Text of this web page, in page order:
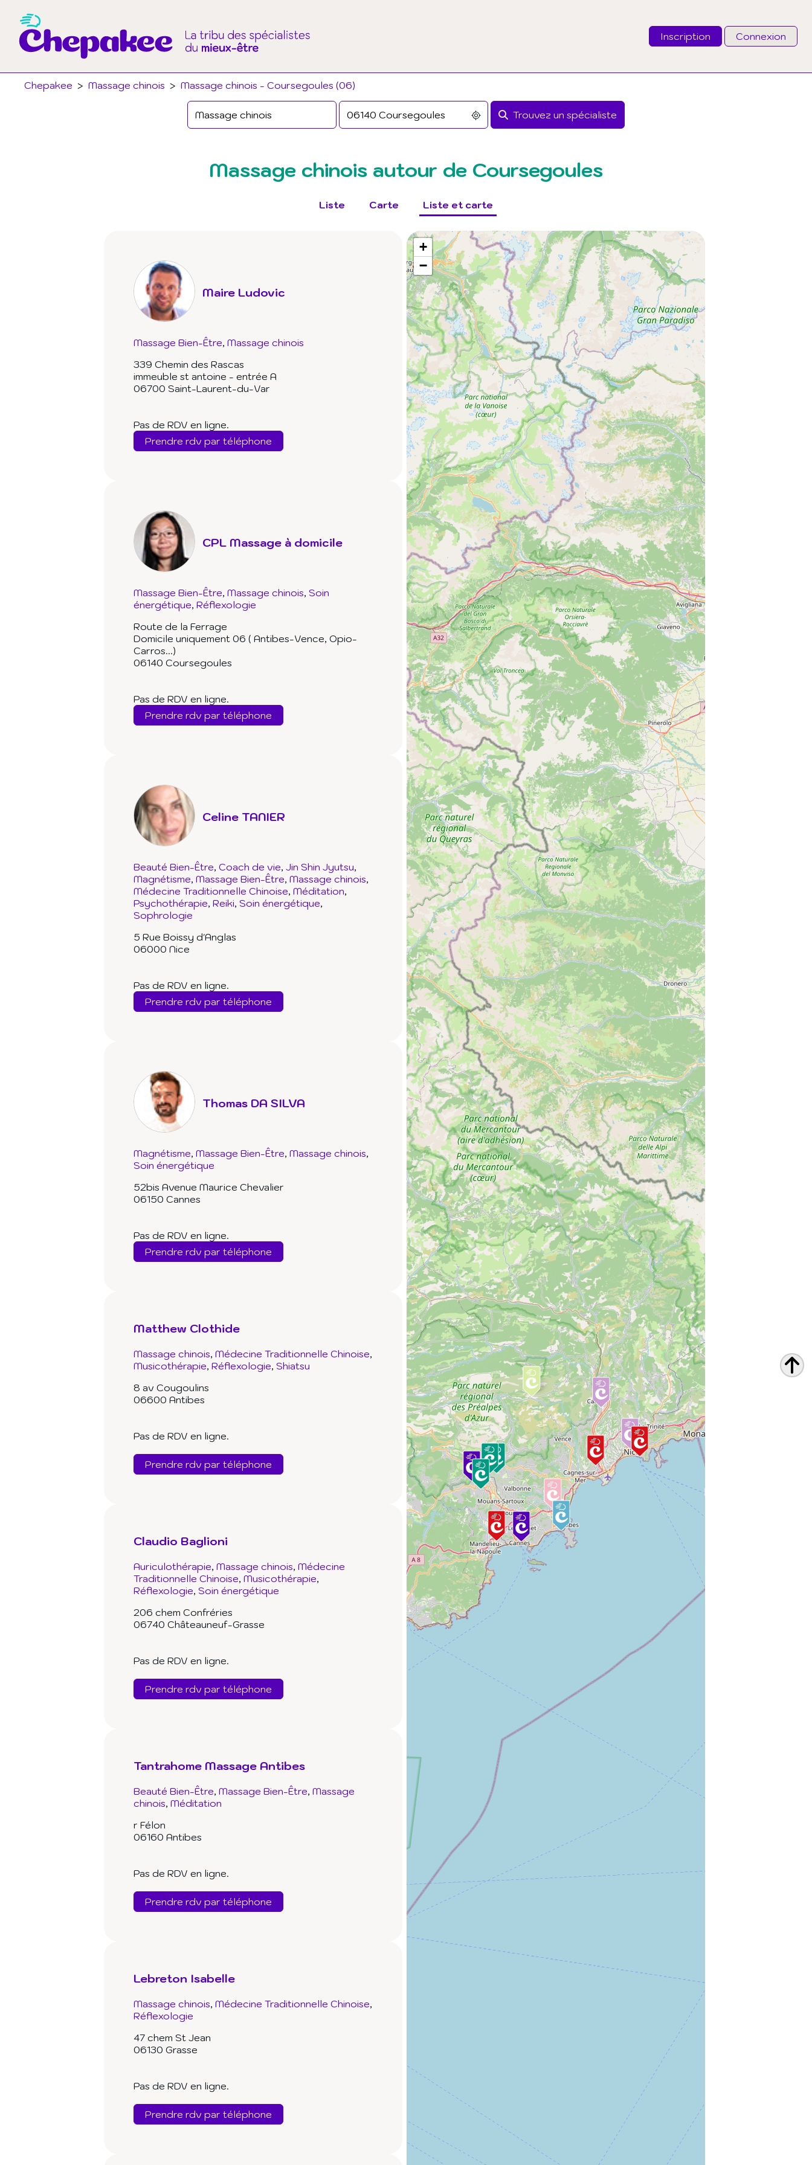
Inscription Connexion
Chepakee > Massage chinois > Massage chinois - Coursegoules (06)
Trouvez un spécialiste
Email
Mot de passe
Massage chinois autour de Coursegoules
Liste Carte Liste et carte
Maire Ludovic
Massage Bien-Être Massage chinois
339 Chemin des Rascas
immeuble st antoine - entrée A
06700 Saint-Laurent-du-Var
Pas de RDV en ligne.
Prendre rdv par téléphone
CPL Massage à domicile
Massage Bien-Être Massage chinois Soin
énergétique Réflexologie
Route de la Ferrage
Domicile uniquement 06 ( Antibes-Vence, Opio-
Carros...)
06140 Coursegoules
Pas de RDV en ligne.
Prendre rdv par téléphone
Celine TANIER
Beauté Bien-Être Coach de vie Jin Shin Jyutsu
Magnétisme Massage Bien-Être Massage chinois
Médecine Traditionnelle Chinoise Méditation
Psychothérapie Reiki Soin énergétique
Sophrologie
5 Rue Boissy d'Anglas
06000 Nice
Pas de RDV en ligne.
Prendre rdv par téléphone
Thomas DA SILVA
Magnétisme Massage Bien-Être Massage chinois
Soin énergétique
52bis Avenue Maurice Chevalier
06150 Cannes
Pas de RDV en ligne.
Prendre rdv par téléphone
Matthew Clothide
Massage chinois Médecine Traditionnelle Chinoise
Musicothérapie Réflexologie Shiatsu
8 av Cougoulins
06600 Antibes
Pas de RDV en ligne.
Prendre rdv par téléphone
Claudio Baglioni
Auriculothérapie Massage chinois Médecine
Traditionnelle Chinoise Musicothérapie
Réflexologie Soin énergétique
206 chem Confréries
06740 Châteauneuf-Grasse
Pas de RDV en ligne.
Prendre rdv par téléphone
Tantrahome Massage Antibes
Beauté Bien-Être Massage Bien-Être Massage
chinois Méditation
r Félon
06160 Antibes
Pas de RDV en ligne.
Prendre rdv par téléphone
Lebreton Isabelle
Massage chinois Médecine Traditionnelle Chinoise
Réflexologie
47 chem St Jean
06130 Grasse
Pas de RDV en ligne.
Prendre rdv par téléphone
+
−